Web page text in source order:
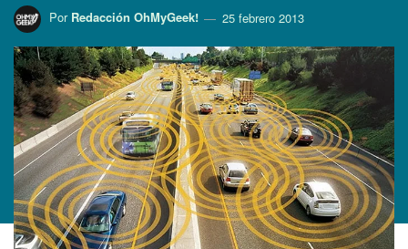
Por Redacción OhMyGeek! 25 febrero 2013